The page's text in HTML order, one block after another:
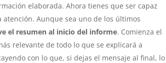
elaborada. Ahora tienes que ser capaz
Aunque sea uno de los últimos
el resumen al inicio del informe. Comienza el
relevante de todo lo que se explicará a
con lo que, si dejas el mensaje al final, lo